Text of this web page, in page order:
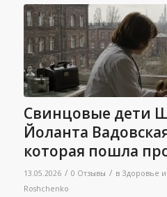
Свинцовые дети
Йоланта
которая пошла
13.05.2026 / 0 Отзывы / в Здоровье
Roshchenko